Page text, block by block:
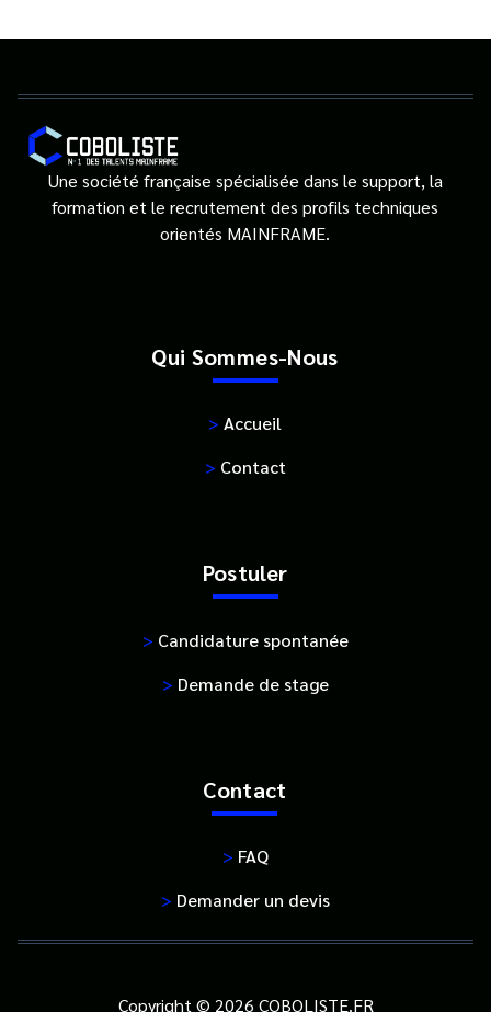
Une société française spécialisée dans le support, la
formation et le recrutement des profils techniques
orientés MAINFRAME.
Qui Sommes-Nous
> Accueil
> Contact
Postuler
> Candidature spontanée
> Demande de stage
Contact
> FAQ
> Demander un devis
Copyright © 2026 COBOLISTE.FR